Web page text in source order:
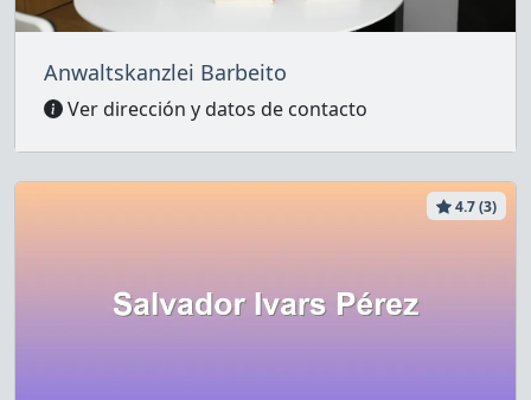
Anwaltskanzlei Barbeito
Ver dirección y datos de contacto
4.7 (3)